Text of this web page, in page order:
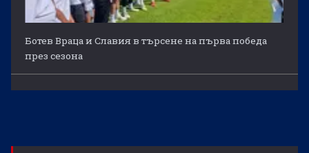
Ботев Враца и Славия в търсене на първа победа
през сезона